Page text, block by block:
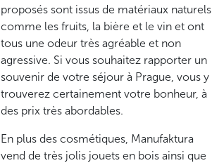
proposés sont issus de matériaux naturels
comme les fruits, la bière et le vin et ont
tous une odeur très agréable et non
agressive. Si vous souhaitez rapporter un
souvenir de votre séjour à Prague, vous y
trouverez certainement votre bonheur, à
des prix très abordables.
En plus des cosmétiques, Manufaktura
vend de très jolis jouets en bois ainsi que